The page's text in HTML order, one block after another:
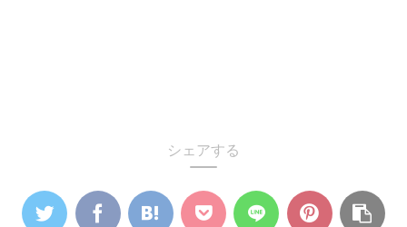
シェアする